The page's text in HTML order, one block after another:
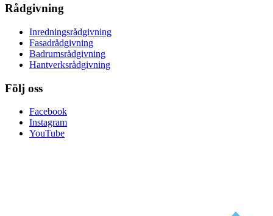
Rådgivning
Inredningsrådgivning
Fasadrådgivning
Badrumsrådgivning
Hantverksrådgivning
Följ oss
Facebook
Instagram
YouTube